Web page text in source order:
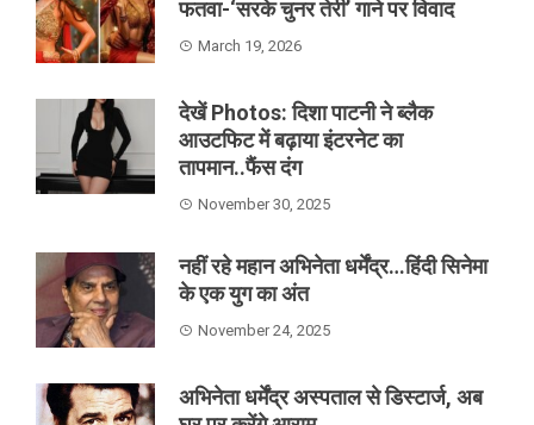
फतवा-‘सरके चुनर तेरी’ गाने पर विवाद
March 19, 2026
देखें Photos: दिशा पाटनी ने ब्लैक
आउटफिट में बढ़ाया इंटरनेट का
तापमान..फैंस दंग
November 30, 2025
नहीं रहे महान अभिनेता धर्मेंद्र…हिंदी सिनेमा
के एक युग का अंत
November 24, 2025
अभिनेता धर्मेंद्र अस्पताल से डिस्टार्ज, अब